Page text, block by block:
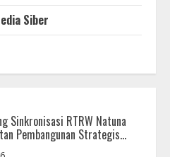
Siber
Sinkronisasi RTRW Natuna
Pembangunan Strategis